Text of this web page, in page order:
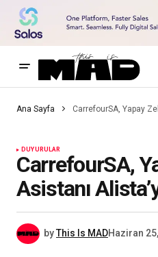
Ana Sayfa CarrefourSA, Yapay
DUYURULAR
CarrefourSA,
Asistanı
byThis Is MADHaziran